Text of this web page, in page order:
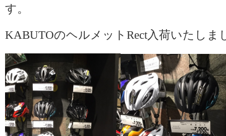
す。
KABUTOのヘルメットRect入荷いたしま